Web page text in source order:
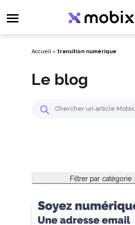
contenu
Accueil» transition numérique
Le blog
Filtrer par catégorie :
Filtrer par catégorie :